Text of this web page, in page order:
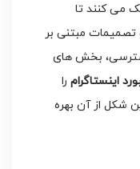
می کنند تا
تصمیمات مبتنی بر
دسترسی، بخش های
اینستاگرام را
شکل از آن بهره